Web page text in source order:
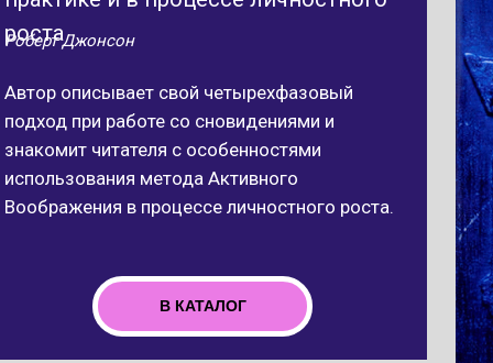
роста
Роберт Джонсон
Автор описывает свой четырехфазовый
подход при работе со сновидениями и
знакомит читателя с особенностями
использования метода Активного
Воображения в процессе личностного роста.
В КАТАЛОГ